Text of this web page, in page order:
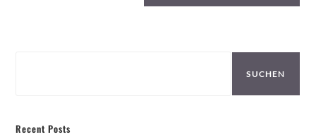
SUCHEN
Recent Posts